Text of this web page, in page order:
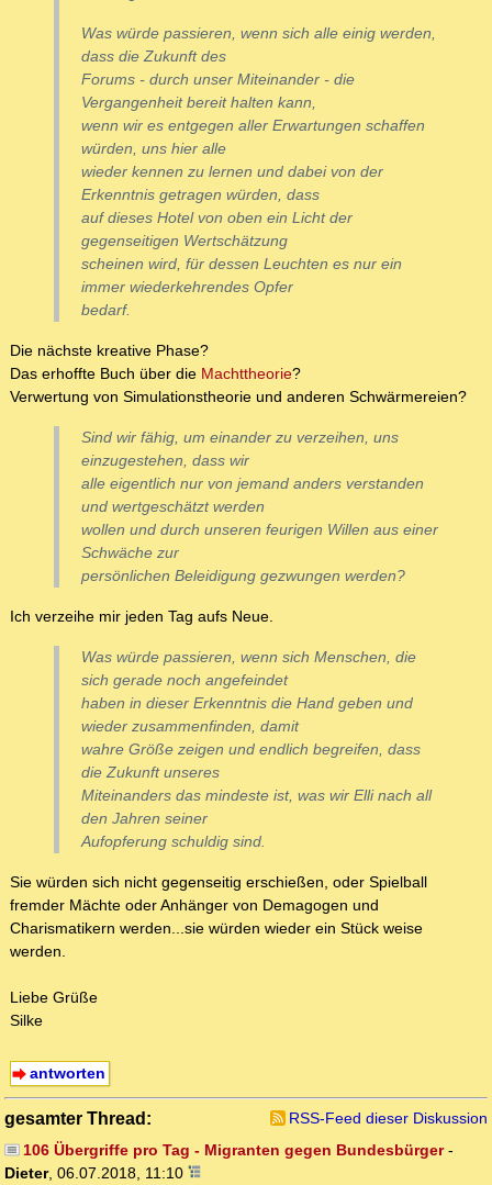
Was würde passieren, wenn sich alle einig werden,
dass die Zukunft des
Forums - durch unser Miteinander - die
Vergangenheit bereit halten kann,
wenn wir es entgegen aller Erwartungen schaffen
würden, uns hier alle
wieder kennen zu lernen und dabei von der
Erkenntnis getragen würden, dass
auf dieses Hotel von oben ein Licht der
gegenseitigen Wertschätzung
scheinen wird, für dessen Leuchten es nur ein
immer wiederkehrendes Opfer
bedarf.
Die nächste kreative Phase?
Das erhoffte Buch über die Machttheorie?
Verwertung von Simulationstheorie und anderen Schwärmereien?
Sind wir fähig, um einander zu verzeihen, uns
einzugestehen, dass wir
alle eigentlich nur von jemand anders verstanden
und wertgeschätzt werden
wollen und durch unseren feurigen Willen aus einer
Schwäche zur
persönlichen Beleidigung gezwungen werden?
Ich verzeihe mir jeden Tag aufs Neue.
Was würde passieren, wenn sich Menschen, die
sich gerade noch angefeindet
haben in dieser Erkenntnis die Hand geben und
wieder zusammenfinden, damit
wahre Größe zeigen und endlich begreifen, dass
die Zukunft unseres
Miteinanders das mindeste ist, was wir Elli nach all
den Jahren seiner
Aufopferung schuldig sind.
Sie würden sich nicht gegenseitig erschießen, oder Spielball
fremder Mächte oder Anhänger von Demagogen und
Charismatikern werden...sie würden wieder ein Stück weise
werden.
Liebe Grüße
Silke
antworten
gesamter Thread:
RSS-Feed dieser Diskussion
106 Übergriffe pro Tag - Migranten gegen Bundesbürger-
Dieter, 06.07.2018, 11:10